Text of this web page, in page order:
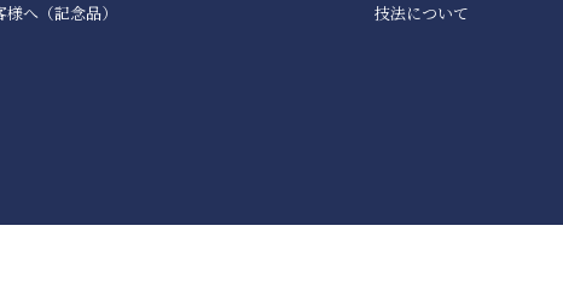
へ（記念品）
技法について